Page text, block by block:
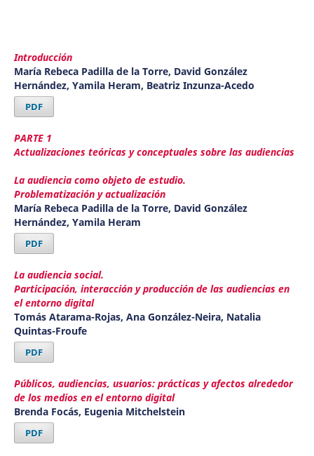
Introducción
María Rebeca Padilla de la Torre, David González
Hernández, Yamila Heram, Beatriz Inzunza-Acedo
PDF
PARTE 1
Actualizaciones teóricas y conceptuales sobre las audiencias
La audiencia como objeto de estudio.
Problematización y actualización
María Rebeca Padilla de la Torre, David González
Hernández, Yamila Heram
PDF
La audiencia social.
Participación, interacción y producción de las audiencias en
el entorno digital
Tomás Atarama-Rojas, Ana González-Neira, Natalia
Quintas-Froufe
PDF
Públicos, audiencias, usuarios: prácticas y afectos alrededor
de los medios en el entorno digital
Brenda Focás, Eugenia Mitchelstein
PDF